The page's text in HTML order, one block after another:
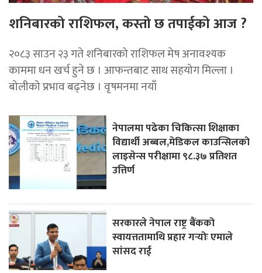
शनिबारको राशिफल, कस्तो छ तपाईको आज ?
२०८३ साउन २३ गते शनिबारको राशिफल मेष अनावश्यक
काममा धन खर्च हुने छ । आफन्तबाट साथ सहयोग मिल्ला ।
बोलीको प्रभाव बढ्नेछ । वृषमनमा नयाँ
नेपालमा पढेका चिकित्सा शिक्षाका
विद्यार्थी अब्बल,मेडिकल काउन्सिलको
लाइसेन्स परीक्षामा ९८.३७ प्रतिशत
उत्तिर्ण
सरकारले नेपाल राष्ट्र बैंकको
स्वायत्ततामाथि प्रहार गर्‍योः एमाले
सांसद राई